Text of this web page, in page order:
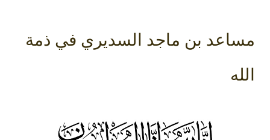
مساعد بن ماجد السديري في ذمة
الله